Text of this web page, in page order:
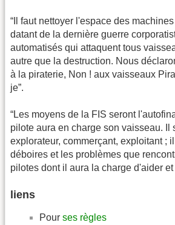
“Il faut nettoyer l'espace des
datant de la dernière guerre
automatisés qui attaquent tous
autre que la destruction. Nous
à la piraterie, Non ! aux vaisseaux
je”.
“Les moyens de la FIS seront
pilote aura en charge son vaisseau. Il
explorateur, commerçant, exploitant ;
déboires et les problèmes que
pilotes dont il aura la charge d'aider et
liens
Pour ses règles